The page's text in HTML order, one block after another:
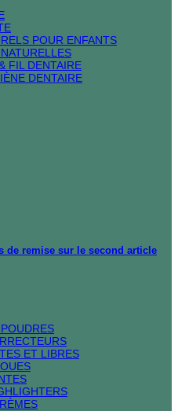
POUR ENFANTS
FIL DENTAIRE
DENTAIRE
de remise sur le second article
ET LIBRES